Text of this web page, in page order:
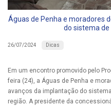
Águas de Penha e moradores
do sistema
26/07/2024 Dicas
Em um encontro promovido pelo
feira (24), a Águas de Penha e
avanços da implantação do
região. A presidente da